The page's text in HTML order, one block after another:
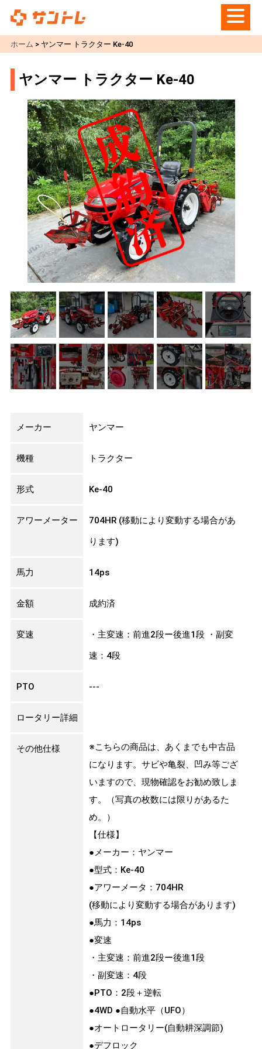
ホーム > ヤンマー トラクター Ke-40
ヤンマー トラクター Ke-40
メーカー ヤンマー
機種 トラクター
形式 Ke-40
アワーメーター
704HR (移動により変動する場合があ
ります)
馬力 14ps
金額 成約済
変速
・主変速：前進2段ー後進1段 ・副変
速：4段
PTO ---
ロータリー詳細
その他仕様
※こちらの商品は、あくまでも中古品
になります。サビや亀裂、凹み等ござ
いますので、現物確認をお勧め致しま
す。（写真の枚数には限りがあるた
め。）
【仕様】
●メーカー：ヤンマー
●型式：Ke-40
●アワーメータ：704HR
(移動により変動する場合があります)
●馬力：14ps
●変速
・主変速：前進2段ー後進1段
・副変速：4段
●PTO：2段＋逆転
●4WD ●自動水平（UFO）
●オートロータリー(自動耕深調節)
●デフロック